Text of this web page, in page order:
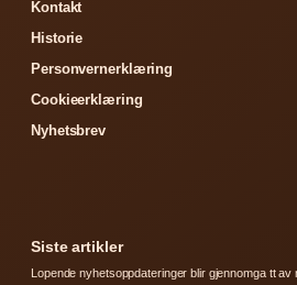
Kontakt
Historie
Personvernerklæring
Cookieerklæring
Nyhetsbrev
Siste artikler
Lopende nyhetsoppdateringer blir gjennomga tt av